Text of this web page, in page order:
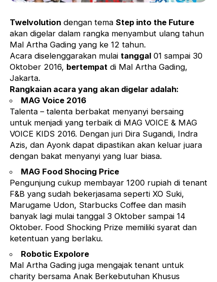
Twelvolution dengan tema Step into the Future
akan digelar dalam rangka menyambut ulang tahun
Mal Artha Gading yang ke 12 tahun.
Acara diselenggarakan mulai tanggal 01 sampai 30
Oktober 2016, bertempat di Mal Artha Gading,
Jakarta.
Rangkaian acara yang akan digelar adalah:
MAG Voice 2016
Talenta – talenta berbakat menyanyi bersaing
untuk menjadi yang terbaik di MAG VOICE & MAG
VOICE KIDS 2016. Dengan juri Dira Sugandi, Indra
Azis, dan Ayonk dapat dipastikan akan keluar juara
dengan bakat menyanyi yang luar biasa.
MAG Food Shocing Price
Pengunjung cukup membayar 1200 rupiah di tenant
F&B yang sudah bekerjasama seperti XO Suki,
Marugame Udon, Starbucks Coffee dan masih
banyak lagi mulai tanggal 3 Oktober sampai 14
Oktober. Food Shocking Prize memiliki syarat dan
ketentuan yang berlaku.
Robotic Expolore
Mal Artha Gading juga mengajak tenant untuk
charity bersama Anak Berkebutuhan Khusus